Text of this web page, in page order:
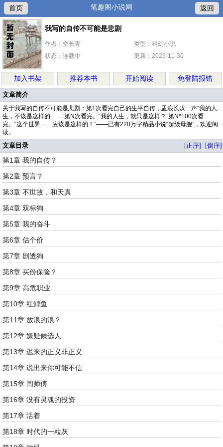
首页 笔趣阁小说网 返回
我写的自传不可能是悲剧
作者：空长青
类型：科幻小说
状态：连载中
更新：2025-11-30
加入书架 推荐本书 开始阅读 免登陆报错
文章简介
关于我写的自传不可能是悲剧：第1次看完自己的生平自传，孟浪长叹一声“我的人
生，不该是这样的……”第N次看完。“我的人生，就只是这样？”第N*100次看
完。“这个世界……应该是这样的！”——已有220万字精品小说“超级母舰”，欢迎阅
读。
文章目录 [正序] [倒序]
第1章 我的自传？
第2章 预言？
第3章 不世故，和天真
第4章 双标狗
第5章 我的奋斗
第6章 估个价
第7章 剧透狗
第8章 买份保险？
第9章 高危职业
第10章 红鲤鱼
第11章 放浪的浪？
第12章 嫌疑候选人
第13章 迟来的正义非正义
第14章 说出来你可能不信
第15章 闫师傅
第16章 没有灵魂的投资
第17章 活着
第18章 时代的一粒灰